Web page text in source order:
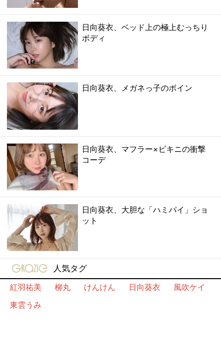
日向葵衣、ベッド上の極上むっちり
ボディ
日向葵衣、メガネっ子のボイン
日向葵衣、マフラー×ビキニの衝撃
コーデ
日向葵衣、大胆な「ハミパイ」ショ
ット
gravure-grazie
人気タグ
紅羽祐美
柳丸 けんけん 日向葵衣
風吹ケイ
東雲うみ